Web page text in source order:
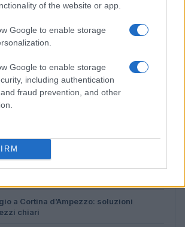
of the website or app.
Google to enable storage
Google to enable storage
including authentication
fraud prevention, and other
2026: incendi, alluvioni e caldo
e oltre
Milano Cortina: Sport, Cultura e
a Cortina d’Ampezzo: soluzioni
chiari